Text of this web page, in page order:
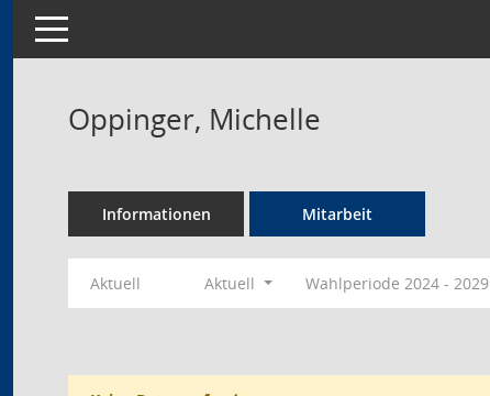
Toggle navigation
Oppinger, Michelle
Informationen Mitarbeit
Aktuell Aktuell Wahlperiode 2024 - 2029